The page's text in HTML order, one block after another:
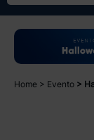
Home Evento